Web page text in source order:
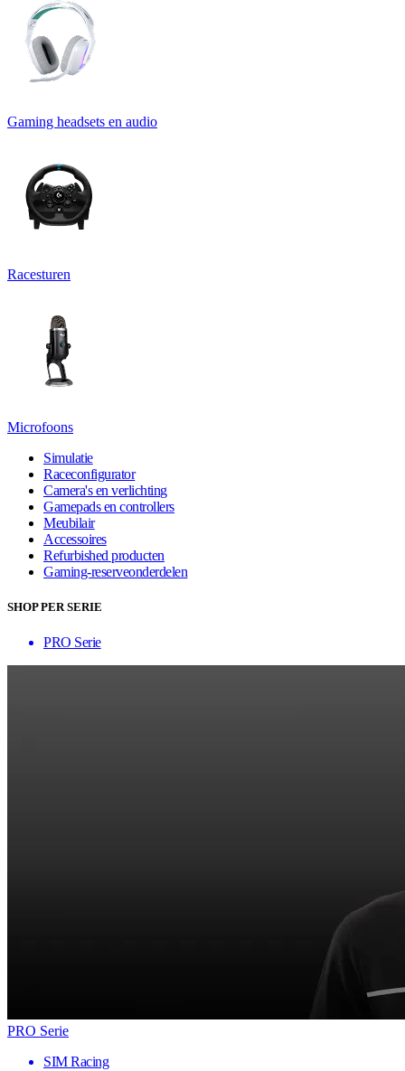
Gaming headsets en audio
Racesturen
Microfoons
Simulatie
Raceconfigurator
Camera's en verlichting
Gamepads en controllers
Meubilair
Accessoires
Refurbished producten
Gaming-reserveonderdelen
SHOP PER SERIE
PRO Serie
PRO Serie
SIM Racing